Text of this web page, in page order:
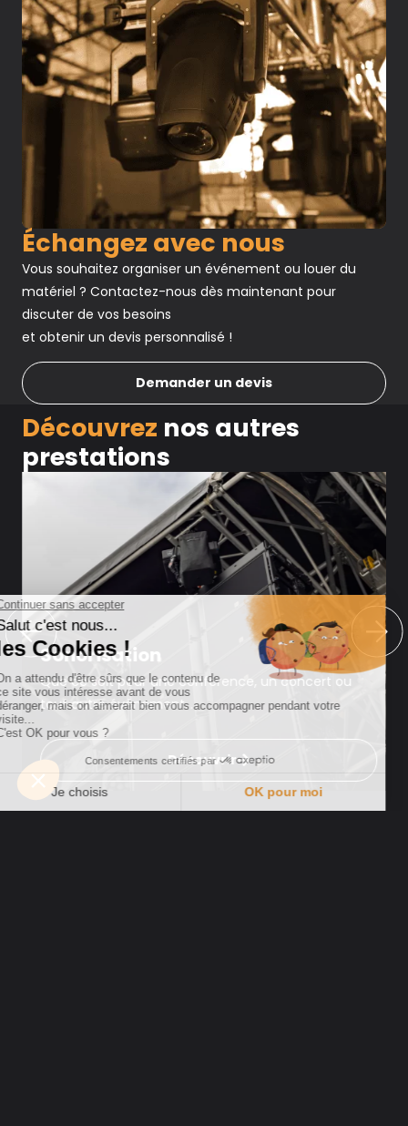
Échangez avec nous
Vous souhaitez organiser un événement ou louer du
matériel ? Contactez-nous dès maintenant pour
discuter de vos besoins
et obtenir un devis personnalisé !
Demander un devis
Découvrez nos autres
prestations
Sonorisation
Que ce soit pour une conférence, un concert ou
tout autre évènement...
Découvrir